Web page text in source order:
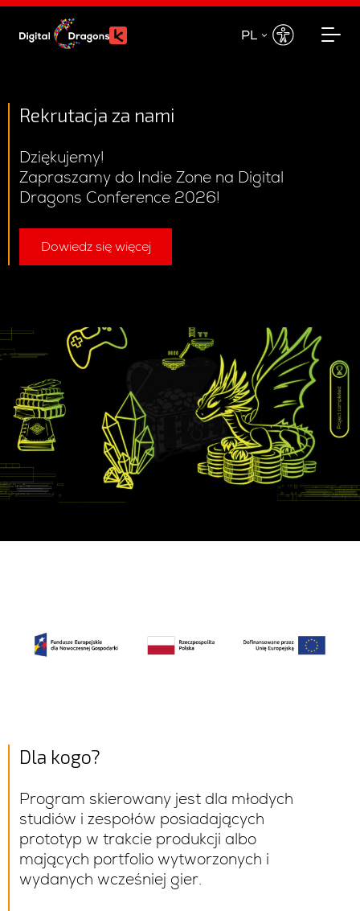
PL
Rekrutacja za nami
Dziękujemy!
Zapraszamy do Indie Zone na Digital
Dragons Conference 2026!
Dowiedz się więcej
Dla kogo?
Program skierowany jest dla młodych
studiów i zespołów posiadających
prototyp w trakcie produkcji albo
mających portfolio wytworzonych i
wydanych wcześniej gier.